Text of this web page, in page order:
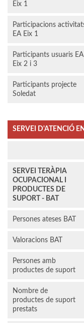
Eix 1
Participacions
EA Eix 1
Participants usuaris EA
Eix 2 i 3
Participants projecte
Soledat
SERVEI D'ATENCIÓ
SERVEI TERÀPIA
OCUPACIONAL I
PRODUCTES DE
SUPORT - BAT
Persones ateses BAT
Valoracions BAT
Persones amb
productes de suport
Nombre de
productes de suport
prestats